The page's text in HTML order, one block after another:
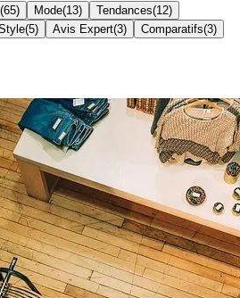
(65) Mode(13) Tendances(12)
(5) Avis Expert(3) Comparatifs(3)